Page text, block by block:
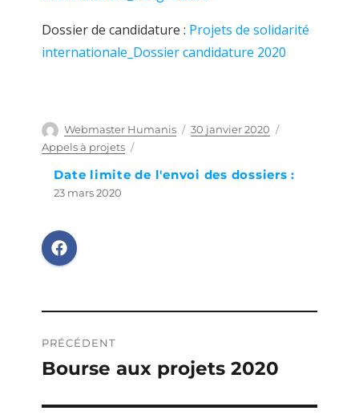
Dossier de candidature : Projets de solidarité
internationale_Dossier candidature 2020
Auteur
Webmaster Humanis
Publié
30 janvier 2020
Appels à projets
Date limite de l'envoi des dossiers :
23 mars 2020
de
PRÉCÉDENT
Publication
Bourse aux projets 2020